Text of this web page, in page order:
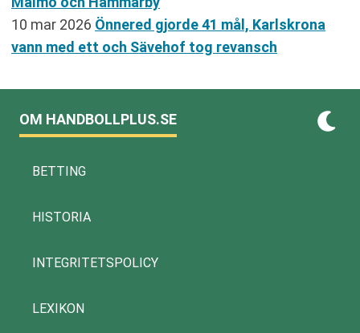
10 mar 2026 Önnered gjorde 41 mål, Karlskrona
vann med ett och Sävehof tog revansch
OM HANDBOLLPLUS.SE
BETTING
HISTORIA
INTEGRITETSPOLICY
LEXIKON